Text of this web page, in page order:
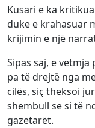
Kusari e ka
duke e krahasuar
krijimin e një
Sipas saj, e
pa të drejtë nga
cilës, siç theksoi
shembull se si të
gazetarët.